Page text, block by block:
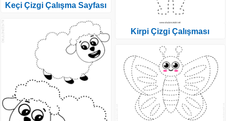
Keçi Çizgi Çalışma Sayfası
Kirpi Çizgi Çalışması